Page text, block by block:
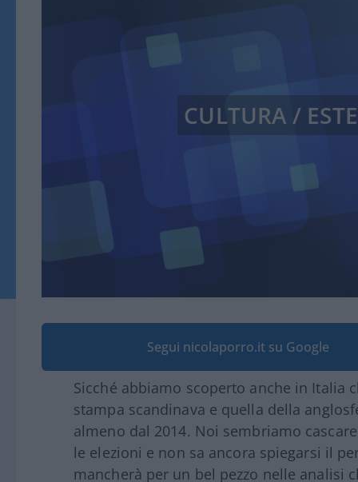
CULTURA /
Segui nicolaporro.it su Google
Sicché abbiamo scoperto anche in Italia
stampa scandinava e quella della
almeno dal 2014. Noi sembriamo
le elezioni e non sa ancora spiegarsi il
mancherà per un bel pezzo nelle analisi